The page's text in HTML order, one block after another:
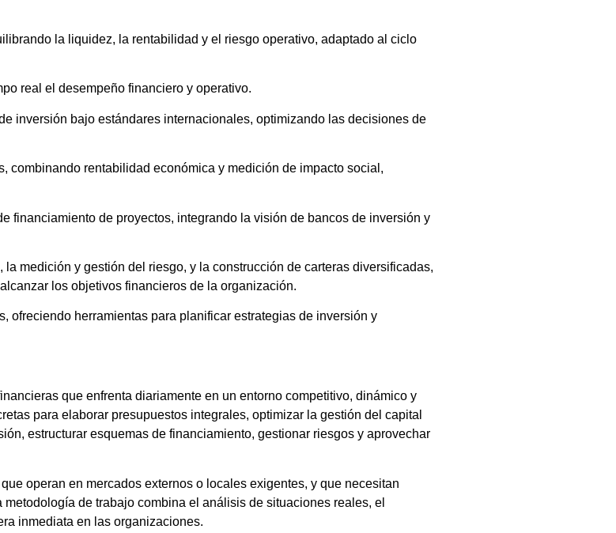
la liquidez, la rentabilidad y el riesgo operativo, adaptado al ciclo
real el desempeño financiero y operativo.
inversión bajo estándares internacionales, optimizando las decisiones de
combinando rentabilidad económica y medición de impacto social,
financiamiento de proyectos, integrando la visión de bancos de inversión y
medición y gestión del riesgo, y la construcción de carteras diversificadas,
los objetivos financieros de la organización.
ofreciendo herramientas para planificar estrategias de inversión y
que enfrenta diariamente en un entorno competitivo, dinámico y
para elaborar presupuestos integrales, optimizar la gestión del capital
estructurar esquemas de financiamiento, gestionar riesgos y aprovechar
operan en mercados externos o locales exigentes, y que necesitan
de trabajo combina el análisis de situaciones reales, el
inmediata en las organizaciones.